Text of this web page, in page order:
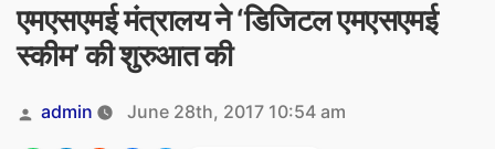
एमएसएमई मंत्रालय ने ‘डिजिटल एमएसएमई
स्कीम’ की शुरुआत की
Posted
by
admin June 28th, 2017 10:54 am